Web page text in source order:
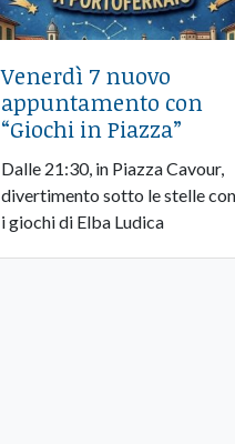
Venerdì 7 nuovo
appuntamento con
“Giochi in Piazza”
Dalle 21:30, in Piazza Cavour,
divertimento sotto le stelle con
i giochi di Elba Ludica